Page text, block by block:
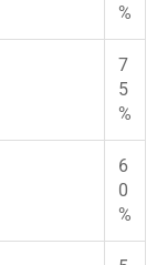
%
7
5
%
6
0
%